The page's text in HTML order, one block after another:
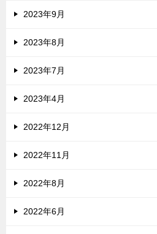
2023年9月
2023年8月
2023年7月
2023年4月
2022年12月
2022年11月
2022年8月
2022年6月